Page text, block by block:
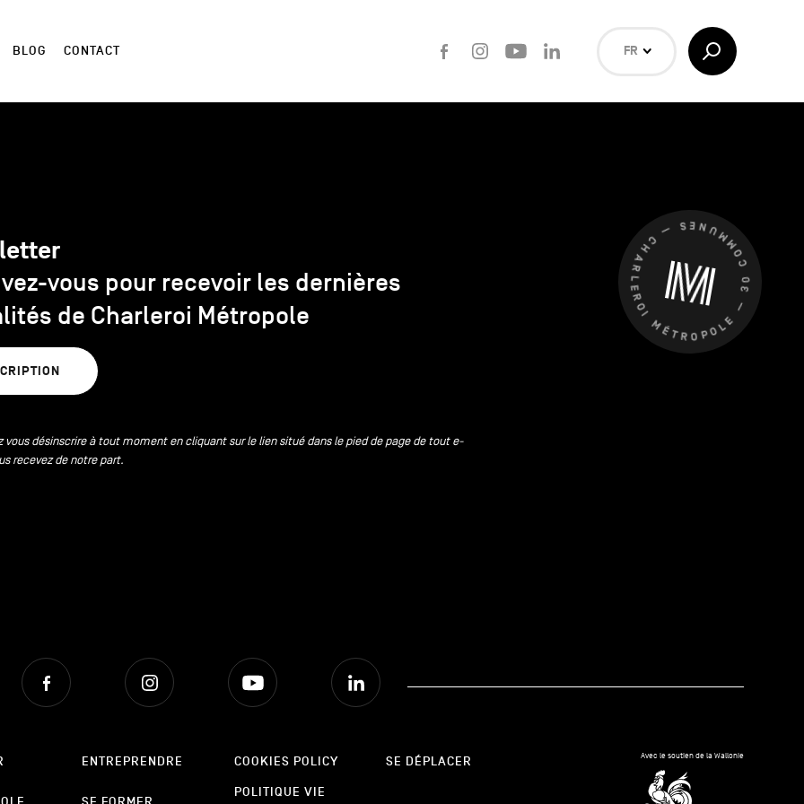
BLOG CONTACT
FacebookInstagramYoutube
FR
EN
Afficher/Masquer
la
Recherche
CHARLEROI MÉTROPOLE — 30 COMMUNES —
vous pour recevoir les dernières
de Charleroi Métropole
vous désinscrire à tout moment en cliquant sur le lien situé dans le pied de page de tout e-
recevez de notre part.
Facebook Instagram
ENTREPRENDRE
COOKIES POLICY
POLITIQUE VIE
SE DÉPLACER Avec le soutien de la Wallonie